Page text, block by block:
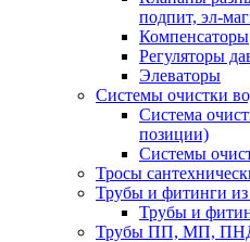
подпит, эл-
Компенсаторы
Регуляторы
Элеваторы
Системы очистки
Система
позиции)
Системы
Тросы
Трубы и фитинги из
Трубы и
Трубы ПП, МП,